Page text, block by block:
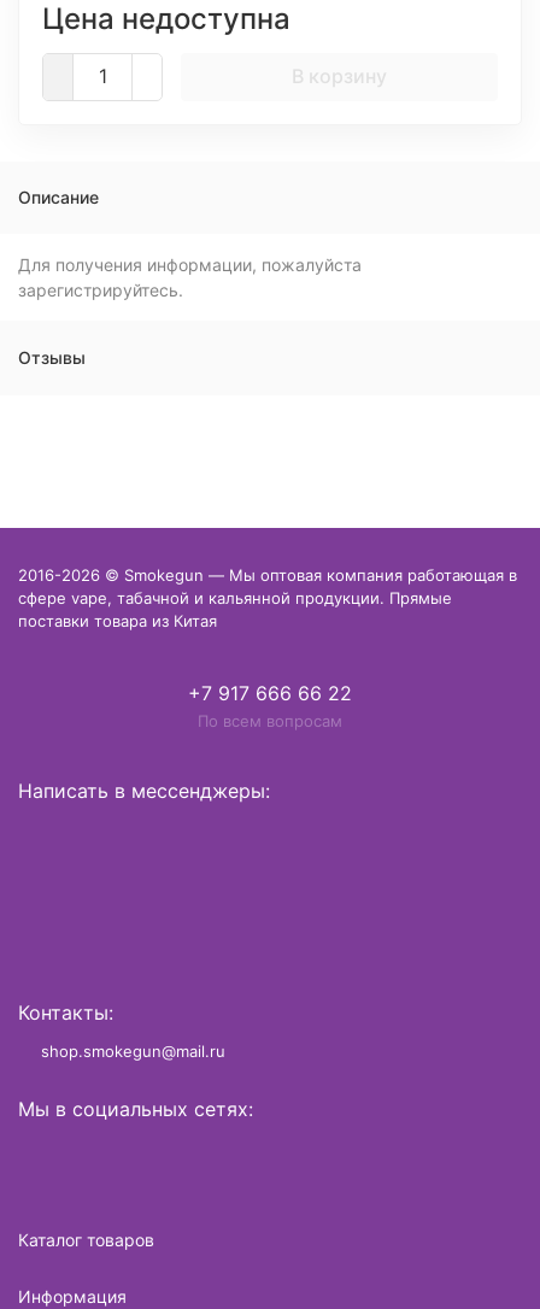
Цена недоступна
В корзину
Описание
Для получения информации, пожалуйста
зарегистрируйтесь.
Отзывы
2016-2026 © Smokegun — Мы оптовая компания работающая в
сфере vape, табачной и кальянной продукции. Прямые
поставки товара из Китая
+7 917 666 66 22
По всем вопросам
Написать в мессенджеры:
Контакты:
shop.smokegun@mail.ru
Мы в социальных сетях:
Каталог товаров
Информация